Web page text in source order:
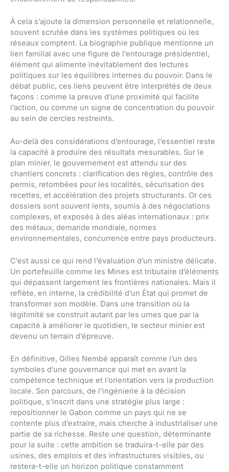
À cela s’ajoute la dimension personnelle et relationnelle,
souvent scrutée dans les systèmes politiques où les
réseaux comptent. La biographie publique mentionne un
lien familial avec une figure de l’entourage présidentiel,
élément qui alimente inévitablement des lectures
politiques sur les équilibres internes du pouvoir. Dans le
débat public, ces liens peuvent être interprétés de deux
façons : comme la preuve d’une proximité qui facilite
l’action, ou comme un signe de concentration du pouvoir
au sein de cercles restreints.
Au-delà des considérations d’entourage, l’essentiel reste
la capacité à produire des résultats mesurables. Sur le
plan minier, le gouvernement est attendu sur des
chantiers concrets : clarification des règles, contrôle des
permis, retombées pour les localités, sécurisation des
recettes, et accélération des projets structurants. Or ces
dossiers sont souvent lents, soumis à des négociations
complexes, et exposés à des aléas internationaux : prix
des métaux, demande mondiale, normes
environnementales, concurrence entre pays producteurs.
C’est aussi ce qui rend l’évaluation d’un ministre délicate.
Un portefeuille comme les Mines est tributaire d’éléments
qui dépassent largement les frontières nationales. Mais il
reflète, en interne, la crédibilité d’un État qui promet de
transformer son modèle. Dans une transition où la
légitimité se construit autant par les urnes que par la
capacité à améliorer le quotidien, le secteur minier est
devenu un terrain d’épreuve.
En définitive, Gilles Nembé apparaît comme l’un des
symboles d’une gouvernance qui met en avant la
compétence technique et l’orientation vers la production
locale. Son parcours, de l’ingénierie à la décision
politique, s’inscrit dans une stratégie plus large :
repositionner le Gabon comme un pays qui ne se
contente plus d’extraire, mais cherche à industrialiser une
partie de sa richesse. Reste une question, déterminante
pour la suite : cette ambition se traduira-t-elle par des
usines, des emplois et des infrastructures visibles, ou
restera-t-elle un horizon politique constamment